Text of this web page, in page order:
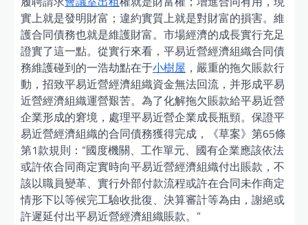
實上就是發明財富；違約實質上就是對財富的損害。維
護合同債務也就是維護財富。市場經濟的成長實行充足
證實了這一點。從實行來看，平易近營經濟組織合同債
務維護碰到的一浩劫點在于小樹屋 ，嚴重的拖欠賬款行
動，招致平易近營經濟組織資金無法回流，并形成平易
近營經濟組織運營艱苦。為了化解拖欠賬款給平易近營
企業形成的窘境，處理平易近營企業成長瓶頸。保證平
易近營經濟組織的合同債務獲得完成，《草案》第65條
第1款規則：“國度機關、工作單元、國有企業應該依法
或許依合同商定實時向平易近營經濟組織付出賬款，不
該以職員變革、實行外部付款流程或許在合同未作商定
情形下以等候完工驗收批復、決算審計等為由，謝絕或
許遲延付出平易近營經濟組織賬款。”